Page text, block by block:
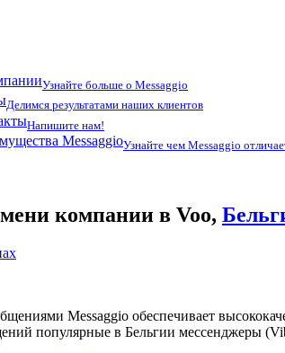
Узнайте больше о Messaggio
Делимся результатами наших клиентов
Напишите нам!
MessaggioУзнайте чем Messaggio
компании в Voo,
Messaggio обеспечивает
популярные в Бельгии мессенджеры